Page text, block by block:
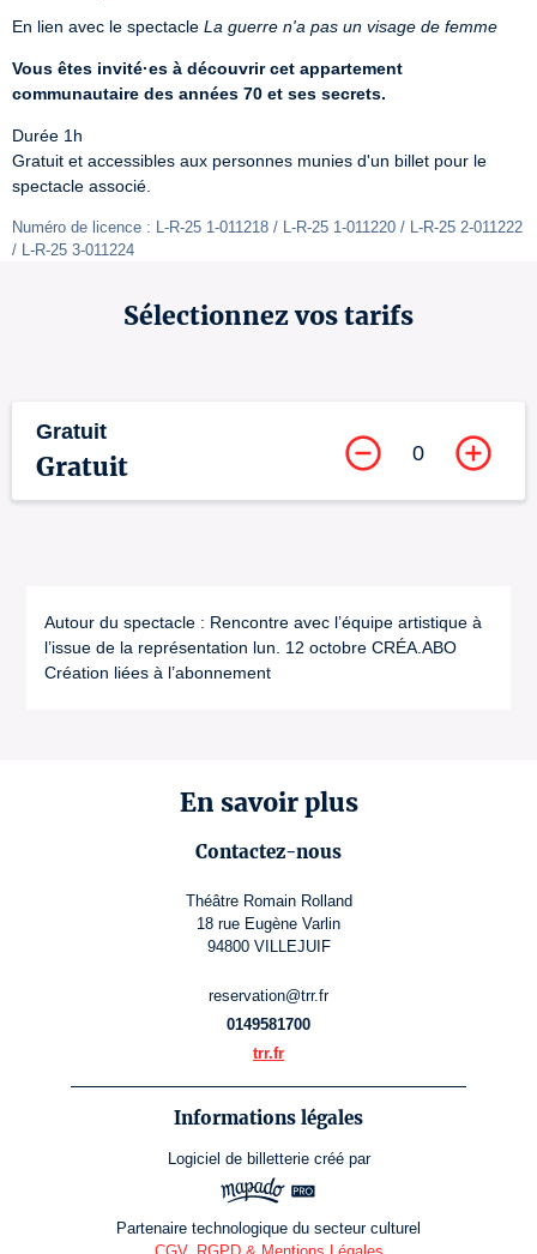
En lien avec le spectacle La guerre n'a pas un visage de femme
Vous êtes invité·es à découvrir cet appartement
communautaire des années 70 et ses secrets.
Durée 1h
Gratuit et accessibles aux personnes munies d'un billet pour le
spectacle associé.
Numéro de licence : L-R-25 1-011218 / L-R-25 1-011220 / L-R-25 2-011222
/ L-R-25 3-011224
Sélectionnez vos tarifs
Gratuit
Gratuit 0
Autour du spectacle : Rencontre avec l’équipe artistique à
l’issue de la représentation lun. 12 octobre CRÉA.ABO
Création liées à l’abonnement
En savoir plus
Contactez-nous
Théâtre Romain Rolland
18 rue Eugène Varlin
94800 VILLEJUIF
reservation@trr.fr
0149581700
trr.fr
Informations légales
Logiciel de billetterie créé par
Partenaire technologique du secteur culturel